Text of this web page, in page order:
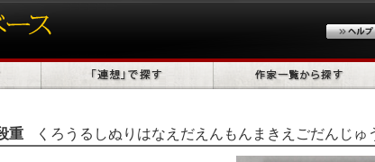
重 くろうるしぬりはなえだえんもんまきえごだんじゅ